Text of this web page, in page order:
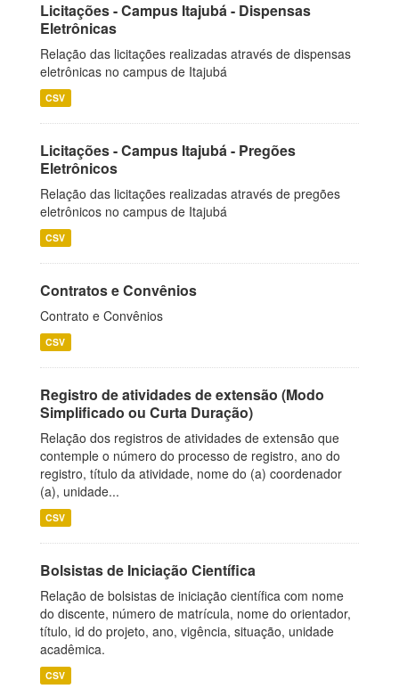
Licitações - Campus Itajubá - Dispensas
Eletrônicas
Relação das licitações realizadas através de dispensas
eletrônicas no campus de Itajubá
CSV
Licitações - Campus Itajubá - Pregões
Eletrônicos
Relação das licitações realizadas através de pregões
eletrônicos no campus de Itajubá
CSV
Contratos e Convênios
Contrato e Convênios
CSV
Registro de atividades de extensão (Modo
Simplificado ou Curta Duração)
Relação dos registros de atividades de extensão que
contemple o número do processo de registro, ano do
registro, título da atividade, nome do (a) coordenador
(a), unidade...
CSV
Bolsistas de Iniciação Científica
Relação de bolsistas de iniciação científica com nome
do discente, número de matrícula, nome do orientador,
título, id do projeto, ano, vigência, situação, unidade
acadêmica.
CSV